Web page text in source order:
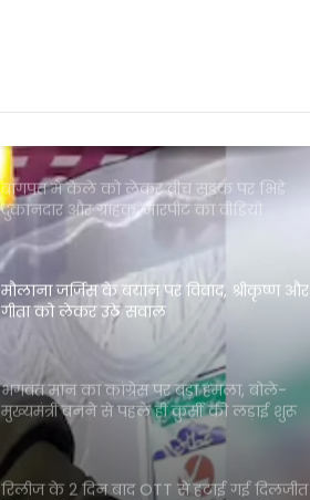
जूझते परिवारों को बड़ी राहत दी
बागपत में केले को लेकर बीच सड़क पर भिड़े
दुकानदार और ग्राहक, मारपीट का वीडियो
वायरल
मौलाना जर्जिस के बयान पर विवाद, श्रीकृष्ण और
गीता को लेकर उठे सवाल
भगवंत मान का कांग्रेस पर बड़ा हमला, बोले-
मुख्यमंत्री बनने से पहले ही कुर्सी की लड़ाई शुरू
रिलीज के 2 दिन बाद OTT से हटाई गई दिलजीत